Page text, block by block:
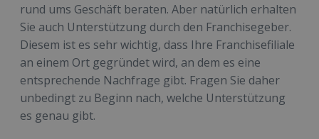
rund ums Geschäft beraten. Aber natürlich erhalten
Sie auch Unterstützung durch den Franchisegeber.
Diesem ist es sehr wichtig, dass Ihre Franchisefiliale
an einem Ort gegründet wird, an dem es eine
entsprechende Nachfrage gibt. Fragen Sie daher
unbedingt zu Beginn nach, welche Unterstützung
es genau gibt.